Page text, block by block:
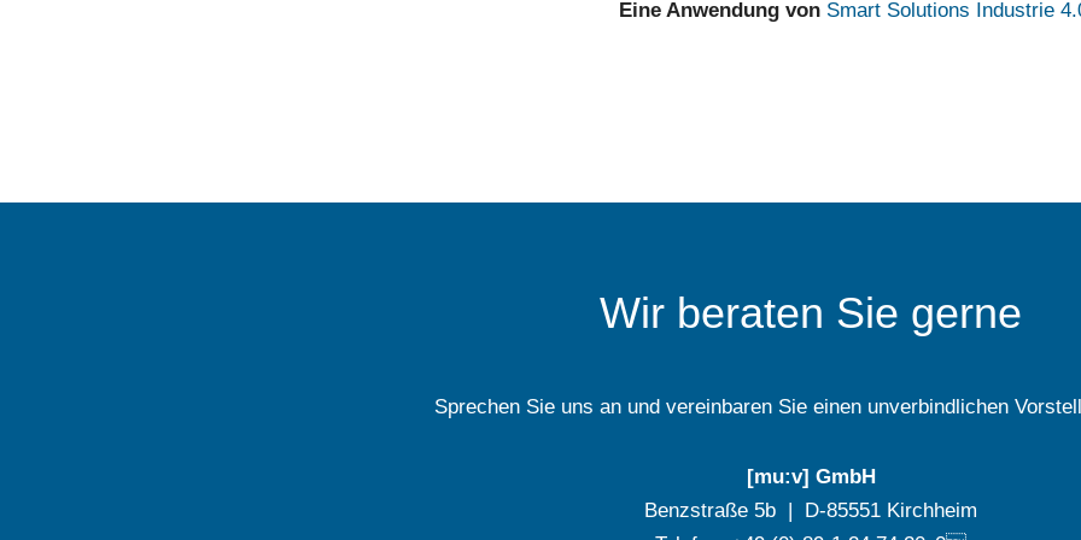
Eine Anwendung von Smart Solutions Industrie
Wir beraten Sie gerne
Sprechen Sie uns an und vereinbaren Sie einen unverbindlichen
[mu:v] GmbH
Benzstraße 5b | D-85551 Kirchheim